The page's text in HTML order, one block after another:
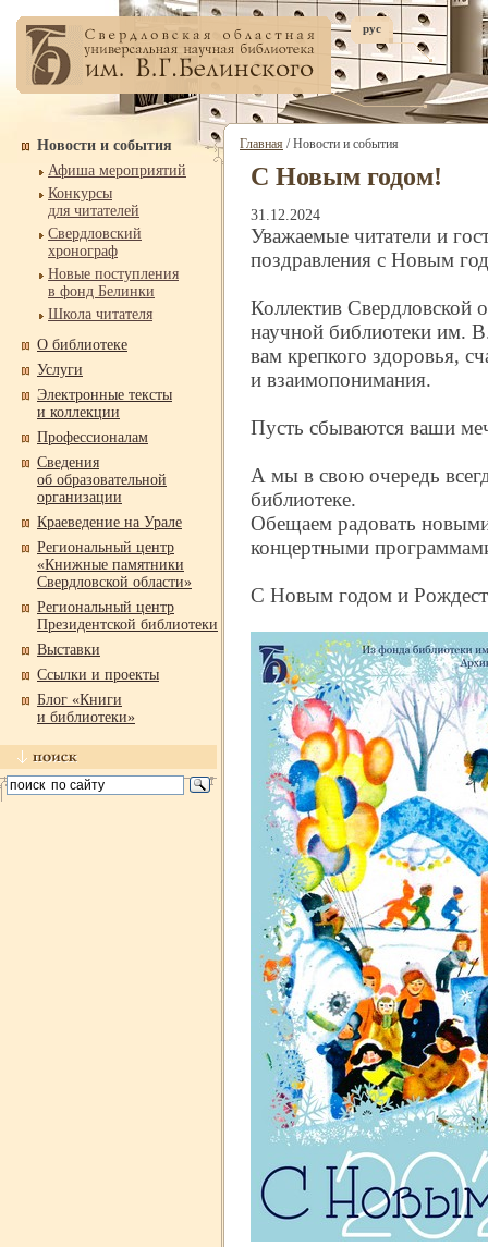
рус
Новости и события
Афиша мероприятий
Конкурсы
для читателей
Свердловский
хронограф
Новые поступления
в фонд Белинки
Школа читателя
О библиотеке
Услуги
Электронные тексты
и коллекции
Профессионалам
Сведения
об образовательной
организации
Краеведение на Урале
Региональный центр
«Книжные памятники
Свердловской области»
Региональный центр
Президентской библиотеки
Выставки
Ссылки и проекты
Блог «Книги
и библиотеки»
Главная / Новости и события
C Новым годом!
31.12.2024
Уважаемые читатели и
поздравления с Новым
Коллектив Свердловской
научной библиотеки им.
вам крепкого здоровья,
и взаимопонимания.
Пусть сбываются ваши
А мы в свою очередь
библиотеке.
Обещаем радовать
концертными
С Новым годом и